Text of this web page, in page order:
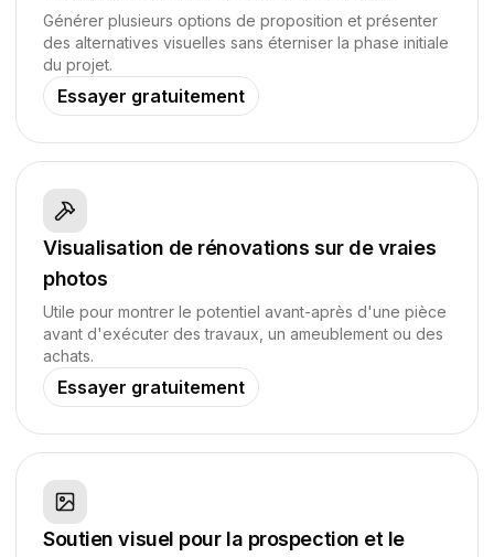
Générer plusieurs options de proposition et présenter
des alternatives visuelles sans éterniser la phase initiale
du projet.
Essayer gratuitement
Visualisation de rénovations sur de vraies
photos
Utile pour montrer le potentiel avant-après d'une pièce
avant d'exécuter des travaux, un ameublement ou des
achats.
Essayer gratuitement
Soutien visuel pour la prospection et le